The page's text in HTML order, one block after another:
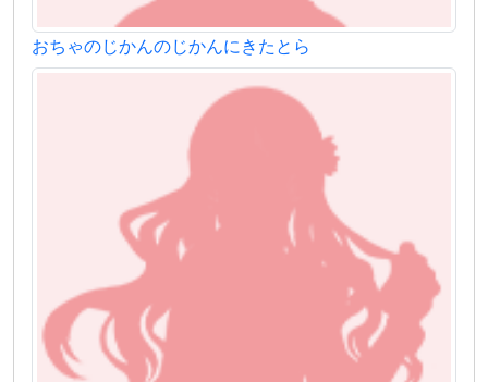
おちゃのじかんのじかんにきたとら